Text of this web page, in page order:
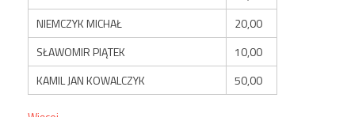
NIEMCZYK MICHAŁ
20,00
SŁAWOMIR PIĄTEK
10,00
KAMIL JAN KOWALCZYK
50,00